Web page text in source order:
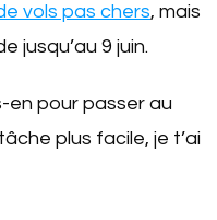
vols pas chers, mais
jusqu’au 9 juin.
en pour passer au
plus facile, je t’ai